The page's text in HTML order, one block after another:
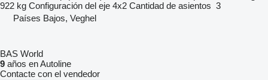
922 kg Configuración del eje 4x2 Cantidad de asientos 3
Países Bajos, Veghel
BAS World
9 años en Autoline
Contacte con el vendedor